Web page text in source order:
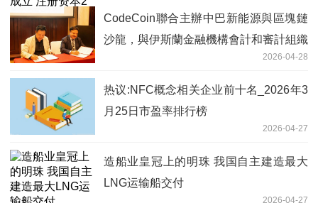
CodeCoin聯合主辦中巴新能源與區塊鏈
沙龍，與伊斯蘭金融機構會計和審計組織
2026-04-28
热议:NFC概念相关企业前十名_2026年3
月25日市盈率排行榜
2026-04-27
造船业皇冠上的明珠 我国自主建造最大
LNG运输船交付
2026-04-27